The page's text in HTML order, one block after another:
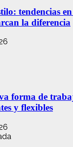
tendencias
la diferencia
forma de
y flexibles